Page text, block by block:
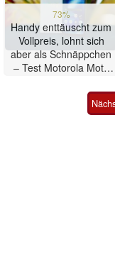
73%
Handy enttäuscht zum
Vollpreis, lohnt sich
aber als Schnäppchen
– Test Motorola Moto